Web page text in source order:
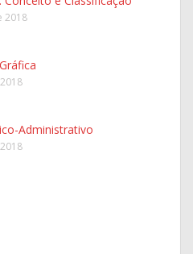
2018
Administrativo